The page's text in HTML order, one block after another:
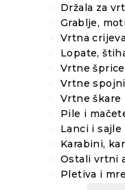
Držala za
Grablje,
Vrtna
Lopate,
Vrtne šprice
Vrtne
Vrtne škare
Pile i
Lanci i sajle
Karabini,
Ostali vrtni
Pletiva i